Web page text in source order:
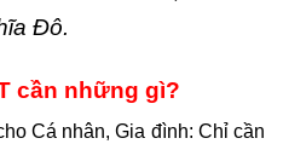
Đô.
cần những gì?
Cá nhân, Gia đình: Chỉ cần